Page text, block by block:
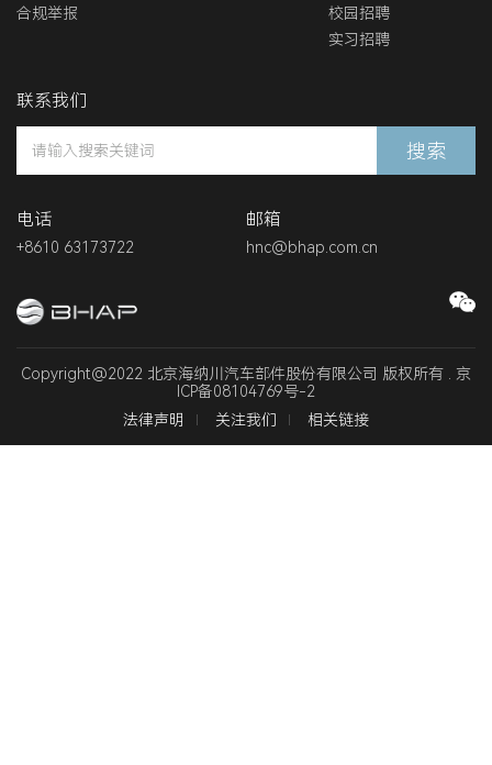
合规举报
校园招聘
实习招聘
联系我们
搜索
电话
+8610 63173722
邮箱
hnc@bhap.com.cn
Copyright@2022 北京海纳川汽车部件股份有限公司 版权所有 . 京
ICP备08104769号-2
法律声明
关注我们 相关链接
暂无数据